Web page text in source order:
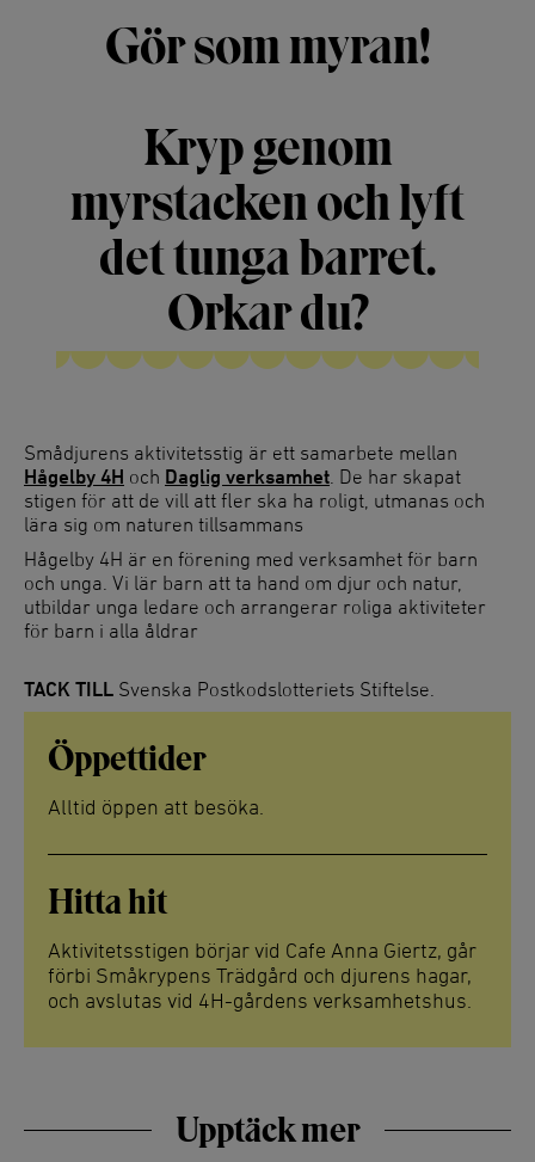
Gör som myran!
Kryp genom
myrstacken och lyft
det tunga barret.
Orkar du?
Smådjurens aktivitetsstig är ett samarbete mellan
Hågelby 4H och Daglig verksamhet. De har skapat
stigen för att de vill att fler ska ha roligt, utmanas och
lära sig om naturen tillsammans
Hågelby 4H är en förening med verksamhet för barn
och unga. Vi lär barn att ta hand om djur och natur,
utbildar unga ledare och arrangerar roliga aktiviteter
för barn i alla åldrar
TACK TILL Svenska Postkodslotteriets Stiftelse.
Öppettider
Alltid öppen att besöka.
Hitta hit
Aktivitetsstigen börjar vid Cafe Anna Giertz, går
förbi Småkrypens Trädgård och djurens hagar,
och avslutas vid 4H-gårdens verksamhetshus.
Upptäck mer